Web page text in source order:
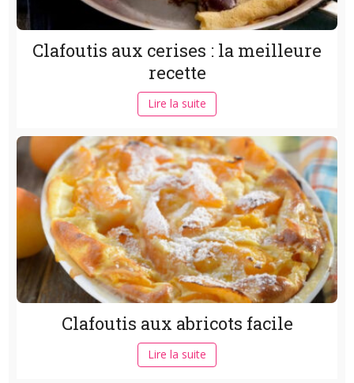
Clafoutis aux cerises : la meilleure
recette
Lire la suite
Clafoutis aux abricots facile
Lire la suite